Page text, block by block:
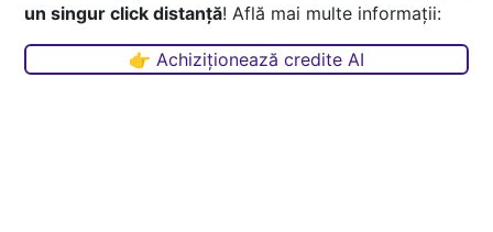
un singur click distanță! Află mai multe informații:
👉 Achiziționează credite AI